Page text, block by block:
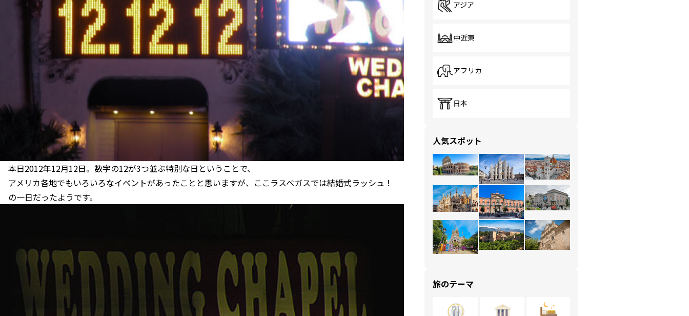
本日2012年12月12日。数字の12が3つ並ぶ特別な日ということで、
アメリカ各地でもいろいろなイベントがあったことと思いますが、ここラスベガスでは結婚式ラッシュ！
の一日だったようです。
アジア
中近東
アフリカ
日本
人気スポット
旅のテーマ